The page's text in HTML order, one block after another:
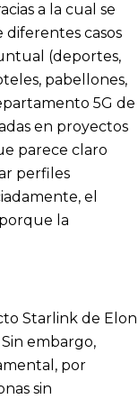
a la cual se
diferentes casos
(deportes,
pabellones,
5G de
en proyectos
parece claro
perfiles
el
la
Starlink de Elon
embargo,
por
sin